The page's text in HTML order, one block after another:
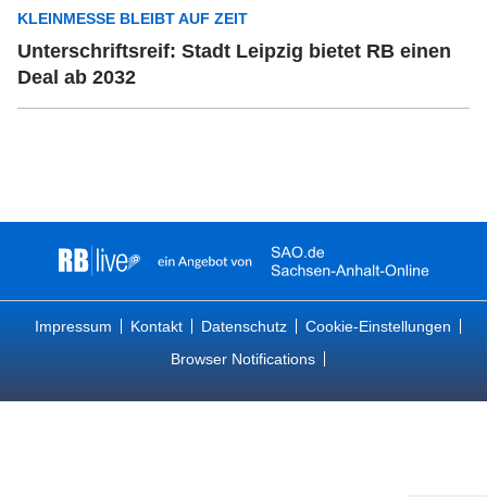
KLEINMESSE BLEIBT AUF ZEIT
Unterschriftsreif: Stadt Leipzig bietet RB einen
Deal ab 2032
Impressum Kontakt Datenschutz
Cookie-Einstellungen
Browser Notifications